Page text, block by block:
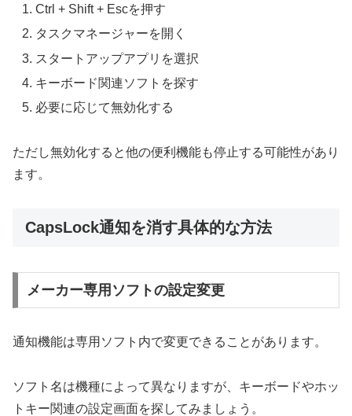
Ctrl + Shift + Escを押す
タスクマネージャーを開く
スタートアップアプリを選択
キーボード関連ソフトを探す
必要に応じて無効化する
ただし無効化すると他の便利機能も停止する可能性があり
ます。
CapsLock通知を消す具体的な方法
メーカー専用ソフトの設定変更
通知機能は専用ソフト内で変更できることがあります。
ソフト名は機種によって異なりますが、キーボードやホッ
トキー関連の設定画面を探してみましょう。